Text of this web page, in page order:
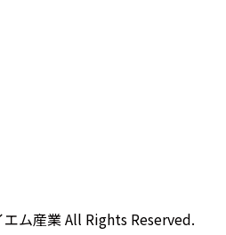
ム産業 All Rights Reserved.